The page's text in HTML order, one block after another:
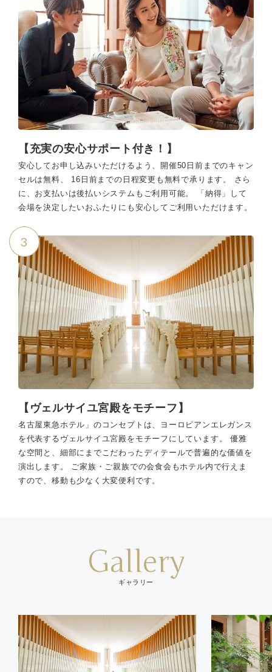
【充実の安心サポート付き！】
安心してお申し込みいただけるよう、開催50日前までのキャン
セルは無料、 16日前までの日程変更も無料で承ります。 さら
に、お支払いは後払いシステムもご利用可能。 「納得」して
会場を決定したいおふたりにも安心してご利用いただけます。
3
【ヴェルサイユ宮殿をモチーフ】
名古屋東急ホテル」のコンセプトは、ヨーロピアンエレガンス
を代表するヴェルサイユ宮殿をモチーフにしています。 優雅
な空間と、細部にまでこだわったディテールで普遍的な価値を
演出します。 ご家族・ご親族での会食会もホテル内で行えま
すので、移動も少なく大変便利です。
Gallery
ギャラリー